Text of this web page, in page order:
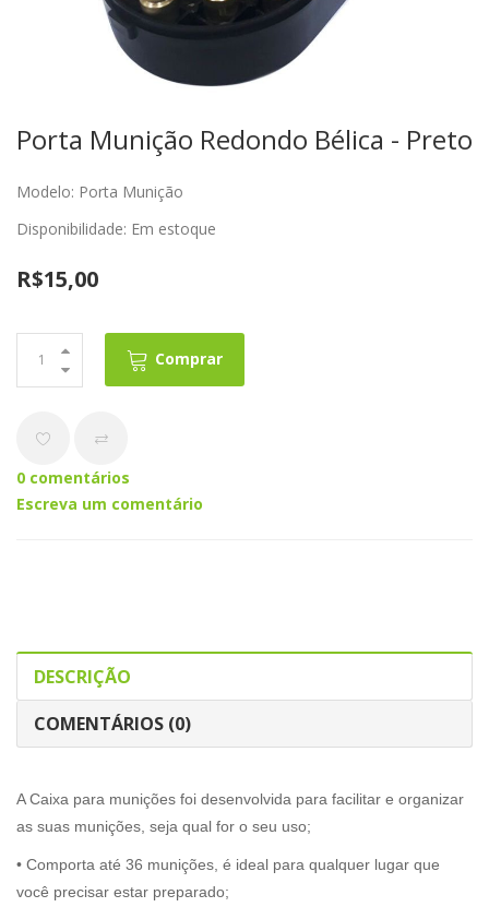
Porta Munição Redondo Bélica - Preto
Modelo: Porta Munição
Disponibilidade: Em estoque
R$15,00
Comprar
0 comentários
Escreva um comentário
DESCRIÇÃO
COMENTÁRIOS (0)
A Caixa para munições foi desenvolvida para facilitar e organizar
as suas munições, seja qual for o seu uso;
• Comporta até 36 munições, é ideal para qualquer lugar que
você precisar estar preparado;